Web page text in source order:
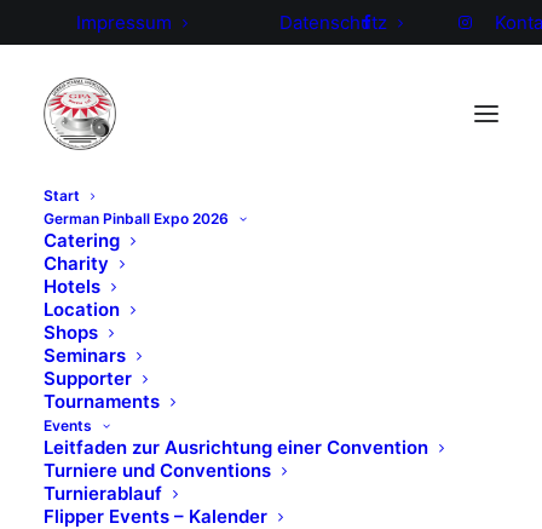
Impressum Datenschutz
Start
German Pinball Expo 2026
Catering
Charity
Hotels
Location
Shops
Seminars
Supporter
Tournaments
Events
Leitfaden zur Ausrichtung einer Convention
Turniere und Conventions
Turnierablauf
Flipper Events – Kalender
2017 GPO –
Videoclips
GPO 2017 Video (Albert
Medaillon)